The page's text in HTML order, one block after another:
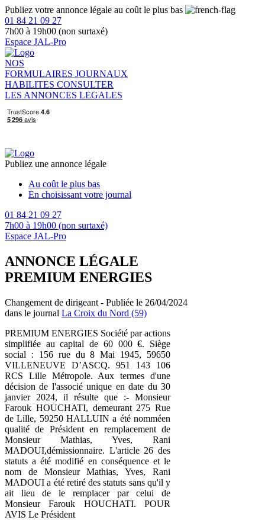
Publiez votre annonce légale au coût le plus bas
01 84 21 09 27
7h00 à 19h00 (non surtaxé)
Espace JAL-Pro
NOS
FORMULAIRES JOURNAUX
HABILITES CONSULTER
LES ANNONCES LEGALES
Publiez une annonce légale
Au coût le plus bas
En choisissant votre journal
01 84 21 09 27
7h00 à 19h00 (non surtaxé)
Espace JAL-Pro
ANNONCE LÉGALE
PREMIUM ENERGIES
Changement de dirigeant - Publiée le 26/04/2024
dans le journal La Croix du Nord (59)
PREMIUM ENERGIES Société par actions
simplifiée au capital de 60 000 €. Siège
social : 156 rue du 8 Mai 1945, 59650
VILLENEUVE D’ASCQ. 951 143 106
RCS Lille Métropole. Aux termes d'une
décision de l'associé unique en date du 30
janvier 2024, il résulte que :- Monsieur
Farouk HOUCHATI, demeurant 275 Rue
de Lille, 59250 HALLUIN a été nomméen
qualité de Président en remplacement de
Monsieur Mathias, Yves, Rani
MADOUI,démissionnaire. L'article 26 des
statuts a été modifié en conséquence et le
nom de Monsieur Mathias, Yves, Rani
MADOUI a été retiré des statuts sans qu'il y
ait lieu de le remplacer par celui de
Monsieur Farouk HOUCHATI. POUR
AVIS Le Président